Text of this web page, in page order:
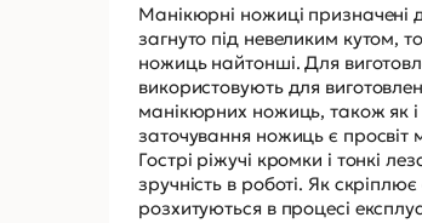
Манікюрні ножиці призначені
загнуто під невеликим кутом,
ножиць найтонші. Для
використовують для
манікюрних ножиць, також як
заточування ножиць є
Гострі ріжучі кромки і тонкі
зручність в роботі. Як
розхитуються в процесі